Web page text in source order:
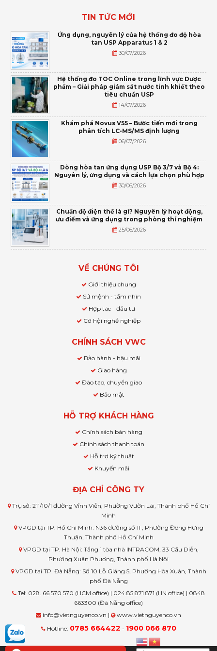
TIN TỨC MỚI
Ứng dụng, nguyên lý của hệ thống đo độ hòa
tan USP Apparatus 1 & 2
30/07/2026
Hệ thống đo TOC Online trong lĩnh vực Dược
phẩm – Giải pháp giám sát nước tinh khiết theo
tiêu chuẩn USP
14/07/2026
Khám phá Novus V55 – Bước tiến mới trong
phân tích LC-MS/MS định lượng
06/07/2026
Dòng hòa tan ứng dụng USP Bộ 3/7 và Bộ 4:
Nguyên lý, ứng dụng và cách lựa chọn phù hợp
30/06/2026
Chuẩn độ điện thế là gì? Nguyên lý hoạt động,
ưu điểm và ứng dụng trong phòng thí nghiệm
25/06/2026
VỀ CHÚNG TÔI
Giới thiệu chung
Sứ mệnh - tầm nhìn
Hợp tác - đầu tư
Cơ hội nghề nghiệp
CHÍNH SÁCH VWC
Bảo hành - hậu mãi
Giao hàng
Đào tạo, chuyển giao
Bảo mật
HỖ TRỢ KHÁCH HÀNG
Chính sách bán hàng
Chính sách thanh toán
Hỗ trợ kỹ thuật
Khuyến mãi
ĐỊA CHỈ CÔNG TY
Trụ sở: 211/10/1 đường Vĩnh Viễn, Phường Vườn Lài, Thành phố Hồ Chí
Minh
VPGD tại TP. Hồ Chí Minh: N36 đường số 11 , Phường Đông Hưng
Thuận, Thành phố Hồ Chí Minh
VPGD tại TP. Hà Nội: Tầng 1 tòa nhà INTRACOM, 33 Cầu Diễn,
Phường Xuân Phương, Thành phố Hà Nội
VPGD tại TP. Đà Nẵng: Số 10 Lỗ Giáng 5, Phường Hòa Xuân, Thành
phố Đà Nẵng
Tel: 028. 66 570 570 (HCM office) | 024.85 871 871 (HN office) | 0848
663300 (Đà Nẵng office)
info@vietnguyenco.vn |
www.vietnguyenco.vn
Hotline: 0785 664422 - 1900 066 870